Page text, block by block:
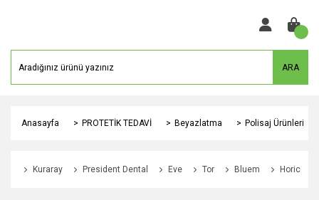
ARA
Anasayfa PROTETİK TEDAVİ Beyazlatma Polisaj Ürünleri
Kuraray President Dental Eve Tor Bluem Horico